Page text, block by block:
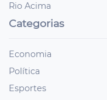
Rio Acima
Categorias
Economia
Política
Esportes